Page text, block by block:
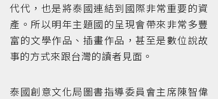
代代，也是將泰國連結到國際非常重要的資
產。所以明年主題國的呈現會帶來非常多豐
富的文學作品、插畫作品，甚至是數位說故
事的方式來跟台灣的讀者見面。
泰國創意文化局圖書指導委員會主席陳智偉